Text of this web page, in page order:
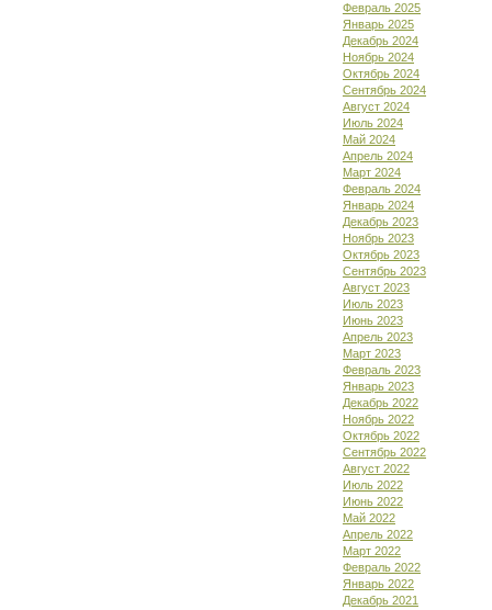
Февраль 2025
Январь 2025
Декабрь 2024
Ноябрь 2024
Октябрь 2024
Сентябрь 2024
Август 2024
Июль 2024
Май 2024
Апрель 2024
Март 2024
Февраль 2024
Январь 2024
Декабрь 2023
Ноябрь 2023
Октябрь 2023
Сентябрь 2023
Август 2023
Июль 2023
Июнь 2023
Апрель 2023
Март 2023
Февраль 2023
Январь 2023
Декабрь 2022
Ноябрь 2022
Октябрь 2022
Сентябрь 2022
Август 2022
Июль 2022
Июнь 2022
Май 2022
Апрель 2022
Март 2022
Февраль 2022
Январь 2022
Декабрь 2021